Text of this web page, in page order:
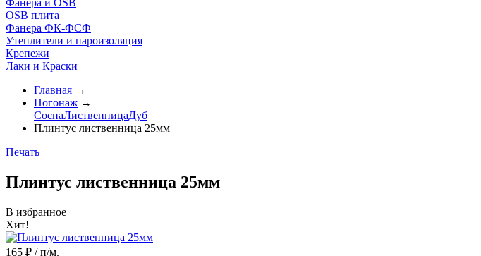
Фанера и OSB
OSB плита
Фанера ФК-ФСФ
Утеплители и пароизоляция
Крепежи
Лаки и Краски
Главная →
Погонаж →
СоснаЛиственницаДуб
Плинтус лиственница 25мм
Печать
Плинтус лиственница 25мм
В избранное
Хит!
165 ₽ /п/м.